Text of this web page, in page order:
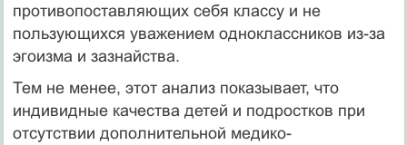
противопоставляющих себя классу и не
пользующихся уважением одноклассников из-за
эгоизма и зазнайства.
Тем не менее, этот анализ показывает, что
индивидные качества детей и подростков при
отсутствии дополнительной медико-